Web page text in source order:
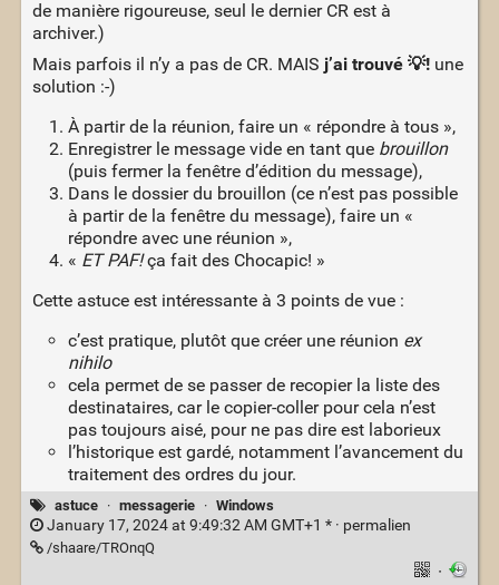
de manière rigoureuse, seul le dernier CR est à
archiver.)
Mais parfois il n’y a pas de CR. MAIS j’ai trouvé 💡!une
solution :-)
À partir de la réunion, faire un « répondre à tous »,
Enregistrer le message vide en tant que brouillon
(puis fermer la fenêtre d’édition du message),
Dans le dossier du brouillon (ce n’est pas possible
à partir de la fenêtre du message), faire un «
répondre avec une réunion »,
« ET PAF!ça fait des Chocapic! »
Cette astuce est intéressante à 3 points de vue :
c’est pratique, plutôt que créer une réunion ex
nihilo
cela permet de se passer de recopier la liste des
destinataires, car le copier-coller pour cela n’est
pas toujours aisé, pour ne pas dire est laborieux
l’historique est gardé, notamment l’avancement du
traitement des ordres du jour.
astuce · messagerie · Windows
January 17, 2024 at 9:49:32 AM GMT+1 * · permalien
/shaare/TROnqQ
·